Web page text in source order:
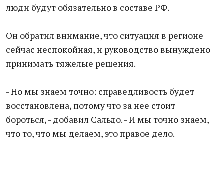
люди будут обязательно в составе РФ.
Он обратил внимание, что ситуация в регионе
сейчас неспокойная, и руководство вынуждено
принимать тяжелые решения.
- Но мы знаем точно: справедливость будет
восстановлена, потому что за нее стоит
бороться, - добавил Сальдо. - И мы точно знаем,
что то, что мы делаем, это правое дело.